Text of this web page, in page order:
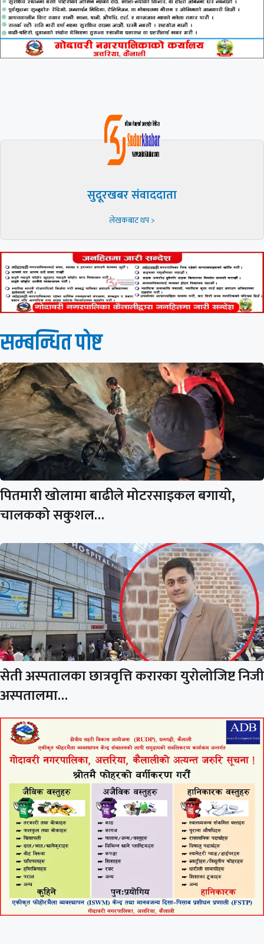
सुदूरखबर संवाददाता
लेखकबाट थप >
सम्बन्धित पाेष्ट
पितमारी खोलामा बाढीले मोटरसाइकल बगायो,
चालकको सकुशल…
सेती अस्पतालका छात्रवृत्ति करारका युरोलोजिष्ट निजी
अस्पतालमा…